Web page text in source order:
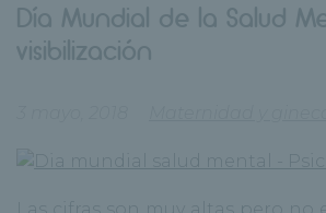
Día Mundial de la Salud
visibilización